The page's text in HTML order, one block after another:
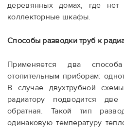
деревянных домах, где нет
коллекторные шкафы.
Способы разводки труб к
Применяется два
отопительным приборам:
В случае двухтрубной
радиатору подводится
обратная. Такой тип
одинаковую температуру